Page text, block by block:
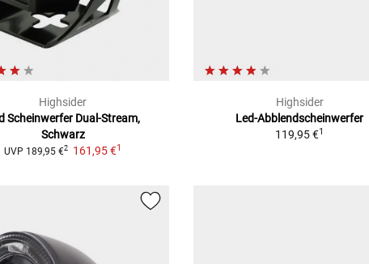
Highsider
Scheinwerfer Dual-Stream,
Schwarz
UVP 189,95 €2 161,95 €1
Highsider
Led-Abblendscheinwerfer
119,95 €1